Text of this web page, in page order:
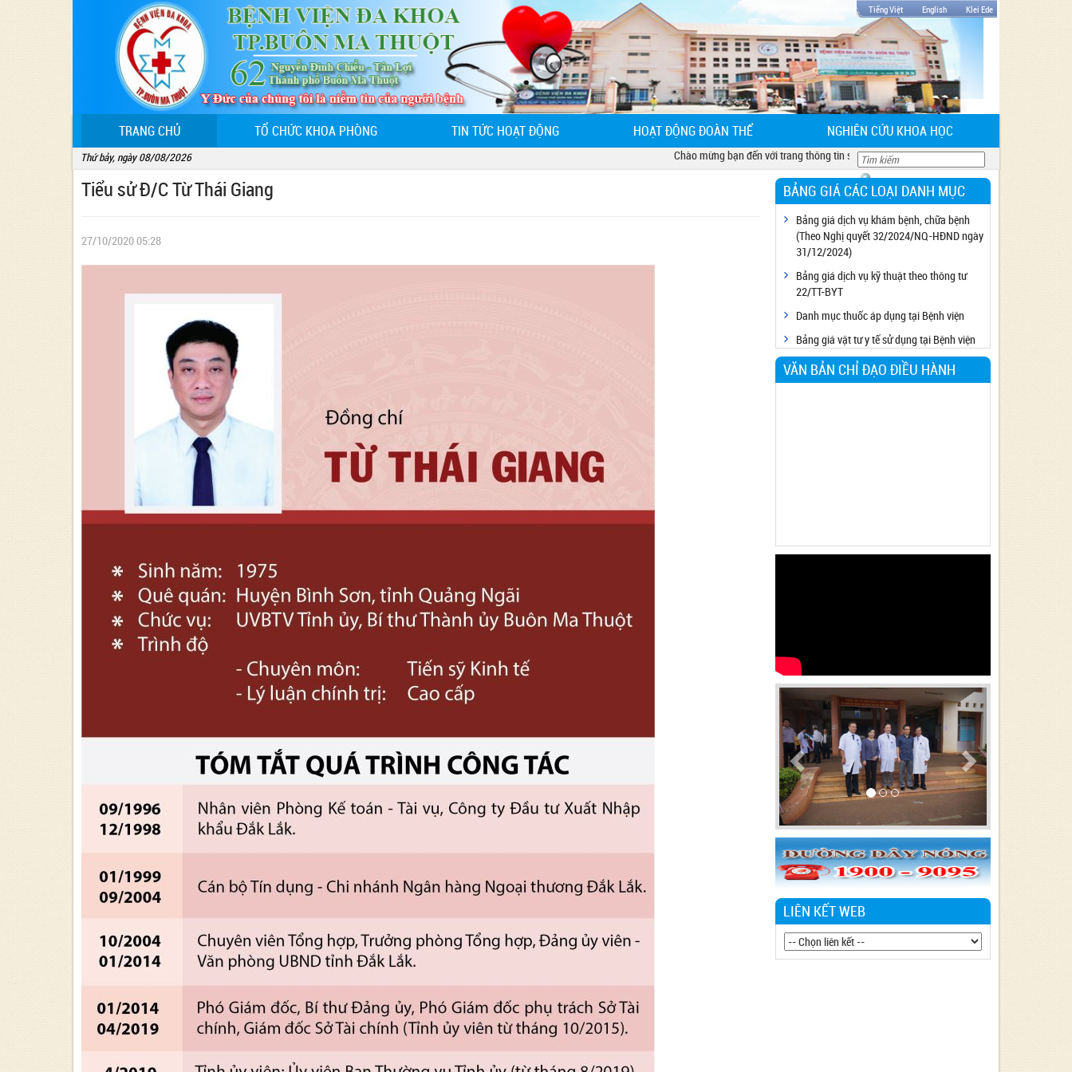
Tiếng Việt English Klei Ede
TRANG CHỦ(CURRENT) TỔ CHỨC KHOA PHÒNG TIN TỨC HOẠT ĐỘNG HOẠT ĐỘNG ĐOÀN THỂ NGHIÊN CỨU KHOA HỌC
Thứ bảy, ngày 08/08/2026 Chào mừng bạn đến với trang thông tin sở y tế tỉnh Đắk Lăk
Tiểu sử Đ/C Từ Thái Giang
27/10/2020 05:28
BẢNG GIÁ CÁC LOẠI DANH MỤC
Bảng giá dịch vụ khám bệnh, chữa bệnh
(Theo Nghị quyết 32/2024/NQ-HĐND ngày
31/12/2024)
Bảng giá dịch vụ kỹ thuật theo thông tư
22/TT-BYT
Danh mục thuốc áp dụng tại Bệnh viện
Bảng giá vật tư y tế sử dụng tại Bệnh viện
VĂN BẢN CHỈ ĐẠO ĐIỀU HÀNH
Previous Next
LIÊN KẾT WEB